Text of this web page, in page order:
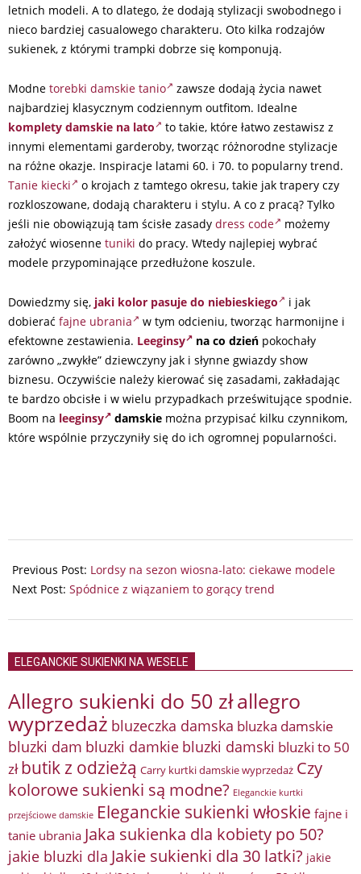
letnich modeli. A to dlatego, że dodają stylizacji swobodnego i
nieco bardziej casualowego charakteru. Oto kilka rodzajów
sukienek, z którymi trampki dobrze się komponują.
Modne torebki damskie tanio
zawsze dodają życia nawet
najbardziej klasycznym codziennym outfitom. Idealne
komplety damskie na lato
to takie, które łatwo zestawisz z
innymi elementami garderoby, tworząc różnorodne stylizacje
na różne okazje. Inspiracje latami 60. i 70. to popularny trend.
Tanie kiecki
o krojach z tamtego okresu, takie jak trapery czy
rozkloszowane, dodają charakteru i stylu. A co z pracą? Tylko
jeśli nie obowiązują tam ścisłe zasady dress code
możemy
założyć wiosenne tuniki do pracy. Wtedy najlepiej wybrać
modele przypominające przedłużone koszule.
Dowiedzmy się, jaki kolor pasuje do niebieskiego
i jak
dobierać fajne ubrania
w tym odcieniu, tworząc harmonijne i
efektowne zestawienia. Leeginsy na co dzień pokochały
zarówno „zwykłe” dziewczyny jak i słynne gwiazdy show
biznesu. Oczywiście należy kierować się zasadami, zakładając
te bardzo obcisłe i w wielu przypadkach prześwitujące spodnie.
Boom na leeginsy damskie można przypisać kilku czynnikom,
które wspólnie przyczyniły się do ich ogromnej popularności.
04-
19
Previous Post: Lordsy na sezon wiosna-lato: ciekawe modele
Next Post: Spódnice z wiązaniem to gorący trend
ELEGANCKIE SUKIENKI NA WESELE
Allegro sukienki do 50 złallegro
wyprzedaż bluzeczka damska bluzka damskie
bluzki dam bluzki damkie bluzki damski bluzki to 50
zł butik z odzieżą Carry kurtki damskie wyprzedaż Czy
kolorowe sukienki są modne? Eleganckie kurtki
przejściowe damskie Eleganckie sukienki włoskie fajne i
tanie ubrania Jaka sukienka dla kobiety po 50?
jakie bluzki dla Jakie sukienki dla 30 latki? jakie